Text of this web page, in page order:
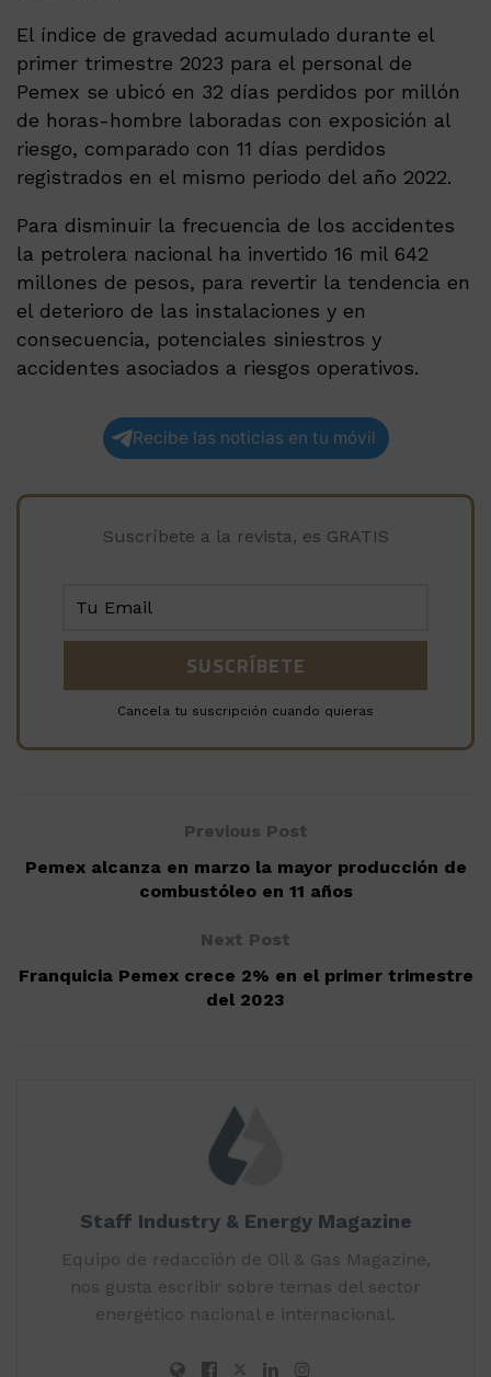
El índice de gravedad acumulado durante el
primer trimestre 2023 para el personal de
Pemex se ubicó en 32 días perdidos por millón
de horas-hombre laboradas con exposición al
riesgo, comparado con 11 días perdidos
registrados en el mismo periodo del año 2022.
Para disminuir la frecuencia de los accidentes
la petrolera nacional ha invertido 16 mil 642
millones de pesos, para revertir la tendencia en
el deterioro de las instalaciones y en
consecuencia, potenciales siniestros y
accidentes asociados a riesgos operativos.
Recibe las noticias en tu móvil
Suscríbete a la revista, es GRATIS
Cancela tu suscripción cuando quieras
Previous Post
Pemex alcanza en marzo la mayor producción de
combustóleo en 11 años
Next Post
Franquicia Pemex crece 2% en el primer trimestre
del 2023
Staff Industry & Energy Magazine
Equipo de redacción de Oil & Gas Magazine,
nos gusta escribir sobre temas del sector
energético nacional e internacional.